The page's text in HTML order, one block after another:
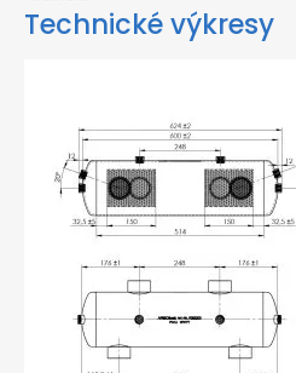
Technické výkresy